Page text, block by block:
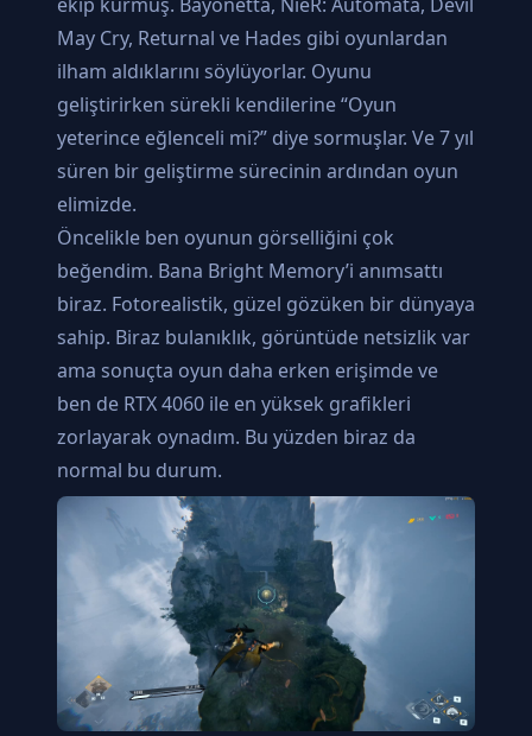
May Cry, Returnal ve Hades gibi oyunlardan
ilham aldıklarını söylüyorlar. Oyunu
geliştirirken sürekli kendilerine “Oyun
yeterince eğlenceli mi?” diye sormuşlar. Ve 7 yıl
süren bir geliştirme sürecinin ardından oyun
elimizde.
Öncelikle ben oyunun görselliğini çok
beğendim. Bana Bright Memory’i anımsattı
biraz. Fotorealistik, güzel gözüken bir dünyaya
sahip. Biraz bulanıklık, görüntüde netsizlik var
ama sonuçta oyun daha erken erişimde ve
ben de RTX 4060 ile en yüksek grafikleri
zorlayarak oynadım. Bu yüzden biraz da
normal bu durum.